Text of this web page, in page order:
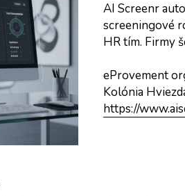
AI Screenr
screeningové
HR tím. Firmy
eProvement
Kolónia
https://